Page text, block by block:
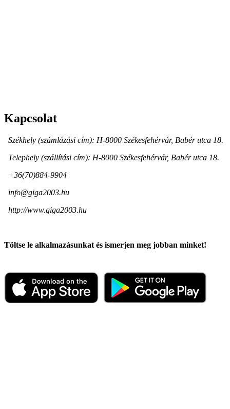
Kapcsolat
Székhely (számlázási cím): H-8000 Székesfehérvár, Babér utca 18.
Telephely (szállítási cím): H-8000 Székesfehérvár, Babér utca 18.
+36(70)884-9904
info@giga2003.hu
http://www.giga2003.hu
Töltse le alkalmazásunkat és ismerjen meg jobban minket!